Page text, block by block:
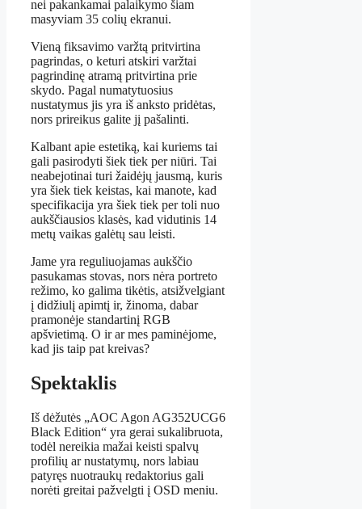
nei pakankamai palaikymo šiam
masyviam 35 colių ekranui.
Vieną fiksavimo varžtą pritvirtina
pagrindas, o keturi atskiri varžtai
pagrindinę atramą pritvirtina prie
skydo. Pagal numatytuosius
nustatymus jis yra iš anksto pridėtas,
nors prireikus galite jį pašalinti.
Kalbant apie estetiką, kai kuriems tai
gali pasirodyti šiek tiek per niūri. Tai
neabejotinai turi žaidėjų jausmą, kuris
yra šiek tiek keistas, kai manote, kad
specifikacija yra šiek tiek per toli nuo
aukščiausios klasės, kad vidutinis 14
metų vaikas galėtų sau leisti.
Jame yra reguliuojamas aukščio
pasukamas stovas, nors nėra portreto
režimo, ko galima tikėtis, atsižvelgiant
į didžiulį apimtį ir, žinoma, dabar
pramonėje standartinį RGB
apšvietimą. O ir ar mes paminėjome,
kad jis taip pat kreivas?
Spektaklis
Iš dėžutės „AOC Agon AG352UCG6
Black Edition“ yra gerai sukalibruota,
todėl nereikia mažai keisti spalvų
profilių ar nustatymų, nors labiau
patyręs nuotraukų redaktorius gali
norėti greitai pažvelgti į OSD meniu.